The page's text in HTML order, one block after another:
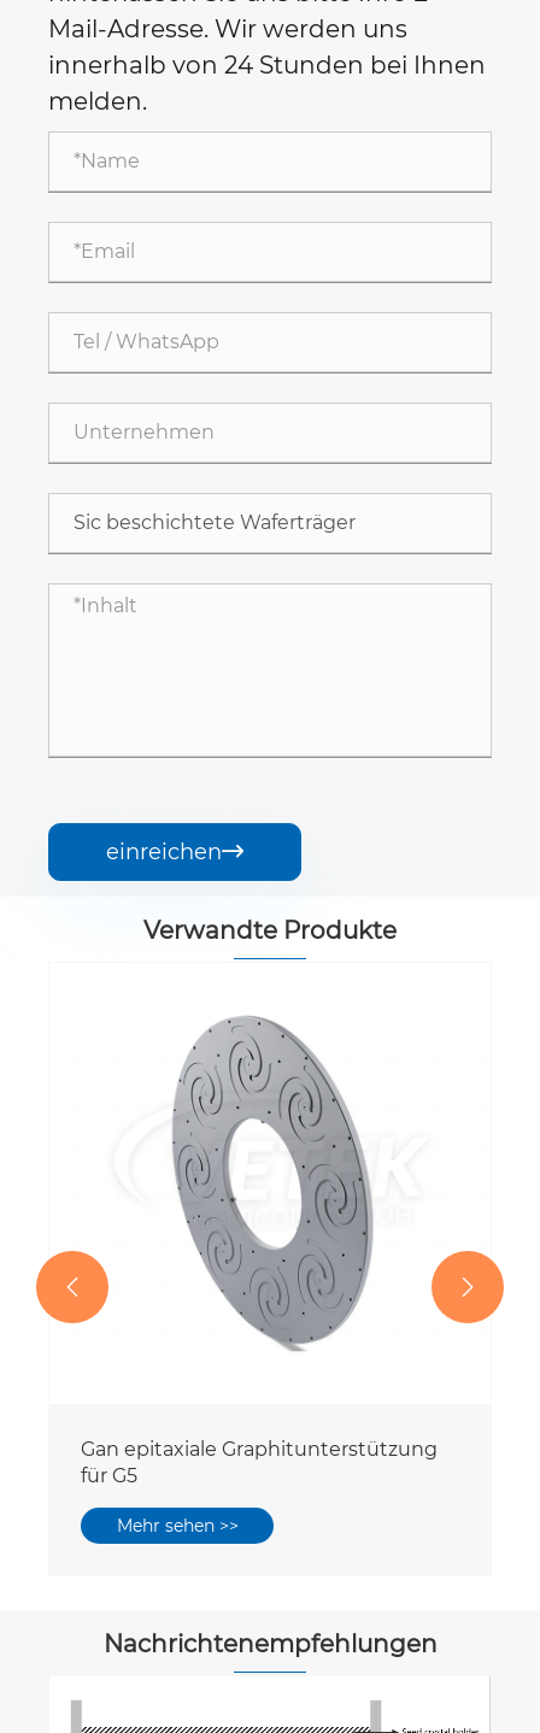
Mail-Adresse. Wir werden uns
innerhalb von 24 Stunden bei Ihnen
melden.
einreichen
Verwandte Produkte
Aixtron G5 MOCVD -Anfänger
Mehr sehen >>
 
Nachrichtenempfehlungen